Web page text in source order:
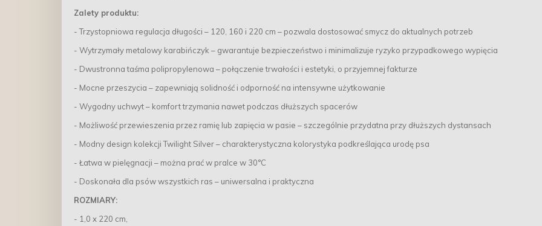
Zalety produktu:
- Trzystopniowa regulacja długości – 120, 160 i 220 cm – pozwala dostosować smycz do aktualnych potrzeb
- Wytrzymały metalowy karabińczyk – gwarantuje bezpieczeństwo i minimalizuje ryzyko przypadkowego wypięcia
- Dwustronna taśma polipropylenowa – połączenie trwałości i estetyki, o przyjemnej fakturze
- Mocne przeszycia – zapewniają solidność i odporność na intensywne użytkowanie
- Wygodny uchwyt – komfort trzymania nawet podczas dłuższych spacerów
- Możliwość przewieszenia przez ramię lub zapięcia w pasie – szczególnie przydatna przy dłuższych dystansach
- Modny design kolekcji Twilight Silver – charakterystyczna kolorystyka podkreślająca urodę psa
- Łatwa w pielęgnacji – można prać w pralce w 30°C
- Doskonała dla psów wszystkich ras – uniwersalna i praktyczna
ROZMIARY:
- 1,0 x 220 cm,